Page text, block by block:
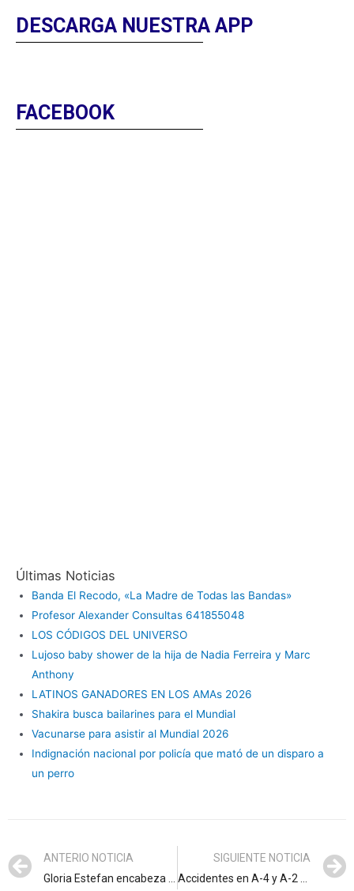
DESCARGA NUESTRA APP
FACEBOOK
Últimas Noticias
Banda El Recodo, «La Madre de Todas las Bandas»
Profesor Alexander Consultas 641855048
LOS CÓDIGOS DEL UNIVERSO
Lujoso baby shower de la hija de Nadia Ferreira y Marc
Anthony
LATINOS GANADORES EN LOS AMAs 2026
Shakira busca bailarines para el Mundial
Vacunarse para asistir al Mundial 2026
Indignación nacional por policía que mató de un disparo a
un perro
ANTERIO NOTICIA
SIGUIENTE NOTICIA